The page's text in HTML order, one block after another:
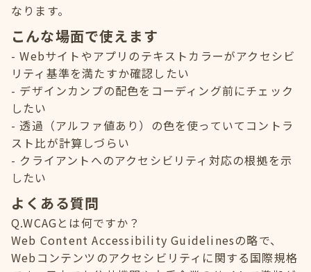
なります。
こんな場面で使えます
Webサイトやアプリのテキストカラーがアクセシビ
リティ基準を満たすか確認したい
デザインカンプの配色をコーディング前にチェック
したい
透過（アルファ値あり）の色を使っていてコントラ
スト比が計算しづらい
クライアントへのアクセシビリティ対応の根拠を示
したい
よくある質問
Q.WCAGとは何ですか？
Web Content Accessibility Guidelinesの略で、
Webコンテンツのアクセシビリティに関する国際規格